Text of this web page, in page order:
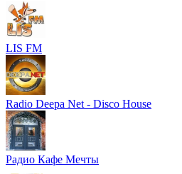
LIS FM
Radio Deepa Net - Disco House
Радио Кафе Мечты